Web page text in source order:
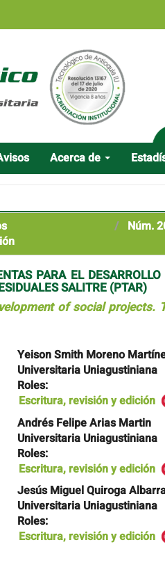
Acerca de
Núm.
PARA EL
SALITRE (PTAR)
of social projects.
Contenido
principal
del
artículo
Yeison Smith Moreno
Universitaria Uniagustiniana
Roles:
Escritura, revisión y edición
Andrés Felipe Arias Martin
Universitaria Uniagustiniana
Roles:
Escritura, revisión y edición
Jesús Miguel Quiroga
Universitaria Uniagustiniana
Roles:
Escritura, revisión y edición